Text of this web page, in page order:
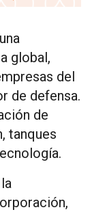
global,
del
de defensa.
de
tanques